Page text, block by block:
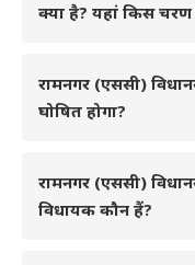
क्या है? यहां किस चरण
रामनगर (एससी)
घोषित होगा?
रामनगर (एससी)
विधायक कौन हैं?